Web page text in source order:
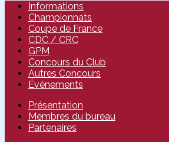
Informations
Championnats
Coupe de France
CDC / CRC
GPM
Concours du Club
Autres Concours
Événements
Présentation
Membres du bureau
Partenaires